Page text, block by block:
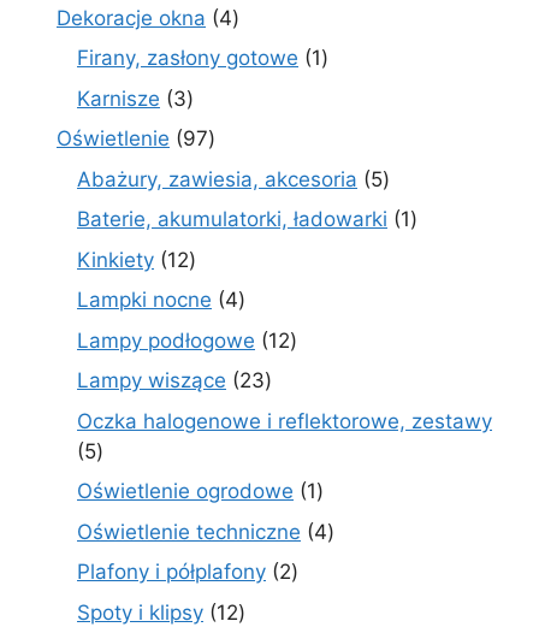
Dekoracje okna 44
produkty
Firany, zasłony gotowe 11
Karnisze 33
produkty
Oświetlenie 9797
produktów
Abażury, zawiesia, akcesoria 55
produktów
Baterie, akumulatorki, ładowarki 11
Kinkiety 1212
produktów
Lampki nocne 44
produkty
Lampy podłogowe 1212
Lampy wiszące 2323
produkty
Oczka halogenowe i reflektorowe, zestawy
55
produktów
Oświetlenie ogrodowe 11
produkt
Oświetlenie techniczne 44
Plafony i półplafony 22
Spoty i klipsy 1212